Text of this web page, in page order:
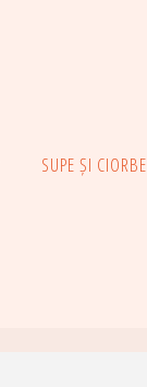
SUPE ȘI CIORBE